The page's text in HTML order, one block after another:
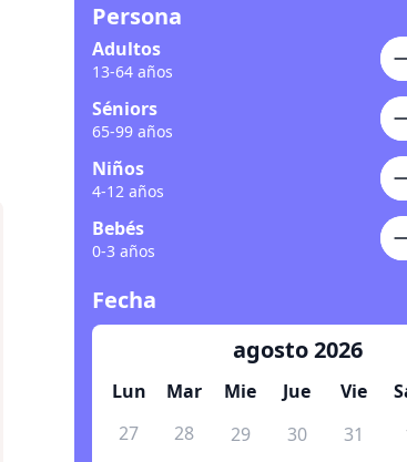
Persona
Adultos
13-64 años
Séniors
65-99 años
Niños
4-12 años
Bebés
0-3 años
Fecha
agosto 2026
Lun Mar Mie Jue Vie
27
28 29 30 31